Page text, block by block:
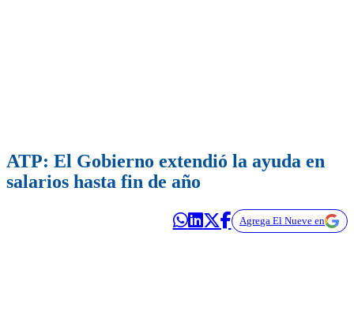
ATP: El Gobierno extendió la ayuda en
salarios hasta fin de año
Agrega El Nueve en